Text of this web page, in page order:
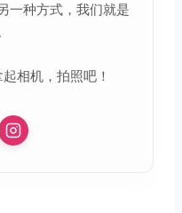
一种方式，我们就是
相机，拍照吧！